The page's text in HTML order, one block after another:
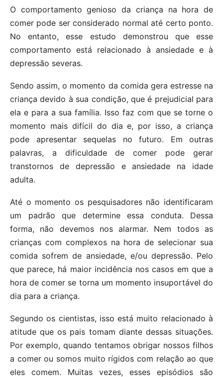
O comportamento genioso da criança na hora de
comer pode ser considerado normal até certo ponto.
No entanto, esse estudo demonstrou que esse
comportamento está relacionado à ansiedade e à
depressão severas.
Sendo assim, o momento da comida gera estresse na
criança devido à sua condição, que é prejudicial para
ela e para a sua família. Isso faz com que se torne o
momento mais difícil do dia e, por isso, a criança
pode apresentar sequelas no futuro. Em outras
palavras, a dificuldade de comer pode gerar
transtornos de depressão e ansiedade na idade
adulta.
Até o momento os pesquisadores não identificaram
um padrão que determine essa conduta. Dessa
forma, não devemos nos alarmar. Nem todos as
crianças com complexos na hora de selecionar sua
comida sofrem de ansiedade, e/ou depressão. Pelo
que parece, há maior incidência nos casos em que a
hora de comer se torna um momento insuportável do
dia para a criança.
Segundo os cientistas, isso está muito relacionado à
atitude que os pais tomam diante dessas situações.
Por exemplo, quando tentamos obrigar nossos filhos
a comer ou somos muito rígidos com relação ao que
eles comem. Muitas vezes, esses episódios são